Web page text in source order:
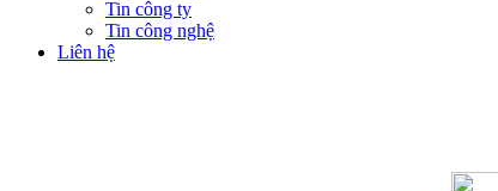
Tin công ty
Tin công nghệ
Liên hệ